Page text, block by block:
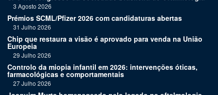
3 Agosto 2026
Prémios SCML/Pfizer 2026 com candidaturas abertas
31 Julho 2026
Chip que restaura a visão é aprovado para venda na União
Europeia
29 Julho 2026
Controlo da miopia infantil em 2026: intervenções óticas,
farmacológicas e comportamentais
27 Julho 2026